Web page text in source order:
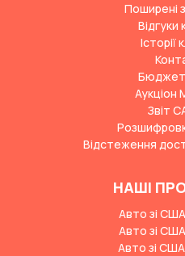
Поширені
Відгуки
Історії
Аукціон
Звіт
Відстеження
НАШІ
Авто зі
Авто зі
Авто зі